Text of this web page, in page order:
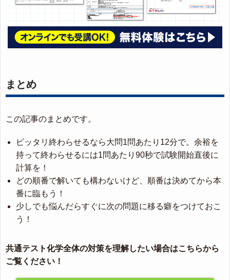
まとめ
この記事のまとめです。
ピッタリ終わらせるなら大問1問あたり12分で。余裕を
持って終わらせるには1問あたり90秒で試験開始直後に
計算を！
どの順番で解いても構わないけど、順番は決めてから本
番に臨もう！
少しでも悩んだらすぐに次の問題に移る癖をつけておこ
う！
共通テスト化学全体の対策を理解したい場合はこちらから
ご覧ください！